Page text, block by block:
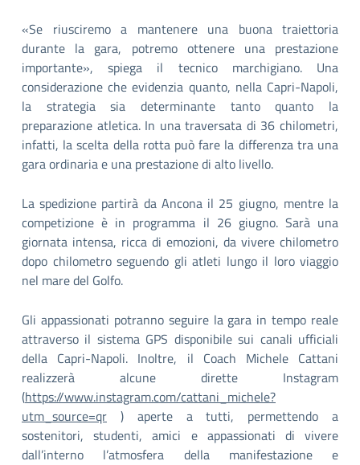
«Se riusciremo a mantenere una buona traiettoria
durante la gara, potremo ottenere una prestazione
importante», spiega il tecnico marchigiano. Una
considerazione che evidenzia quanto, nella Capri-Napoli,
la strategia sia determinante tanto quanto la
preparazione atletica. In una traversata di 36 chilometri,
infatti, la scelta della rotta può fare la differenza tra una
gara ordinaria e una prestazione di alto livello.
La spedizione partirà da Ancona il 25 giugno, mentre la
competizione è in programma il 26 giugno. Sarà una
giornata intensa, ricca di emozioni, da vivere chilometro
dopo chilometro seguendo gli atleti lungo il loro viaggio
nel mare del Golfo.
Gli appassionati potranno seguire la gara in tempo reale
attraverso il sistema GPS disponibile sui canali ufficiali
della Capri-Napoli. Inoltre, il Coach Michele Cattani
realizzerà alcune dirette Instagram
(https://www.instagram.com/cattani_michele?
utm_source=qr ) aperte a tutti, permettendo a
sostenitori, studenti, amici e appassionati di vivere
dall’interno l’atmosfera della manifestazione e